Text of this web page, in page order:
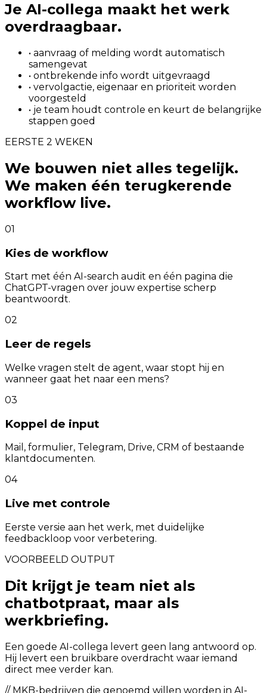
Je AI-collega maakt het werk
overdraagbaar.
• aanvraag of melding wordt automatisch
samengevat
• ontbrekende info wordt uitgevraagd
• vervolgactie, eigenaar en prioriteit worden
voorgesteld
• je team houdt controle en keurt de belangrijke
stappen goed
EERSTE 2 WEKEN
We bouwen niet alles tegelijk.
We maken één terugkerende
workflow live.
01
Kies de workflow
Start met één AI-search audit en één pagina die
ChatGPT-vragen over jouw expertise scherp
beantwoordt.
02
Leer de regels
Welke vragen stelt de agent, waar stopt hij en
wanneer gaat het naar een mens?
03
Koppel de input
Mail, formulier, Telegram, Drive, CRM of bestaande
klantdocumenten.
04
Live met controle
Eerste versie aan het werk, met duidelijke
feedbackloop voor verbetering.
VOORBEELD OUTPUT
Dit krijgt je team niet als
chatbotpraat, maar als
werkbriefing.
Een goede AI-collega levert geen lang antwoord op.
Hij levert een bruikbare overdracht waar iemand
direct mee verder kan.
// MKB-bedrijven die genoemd willen worden in AI-